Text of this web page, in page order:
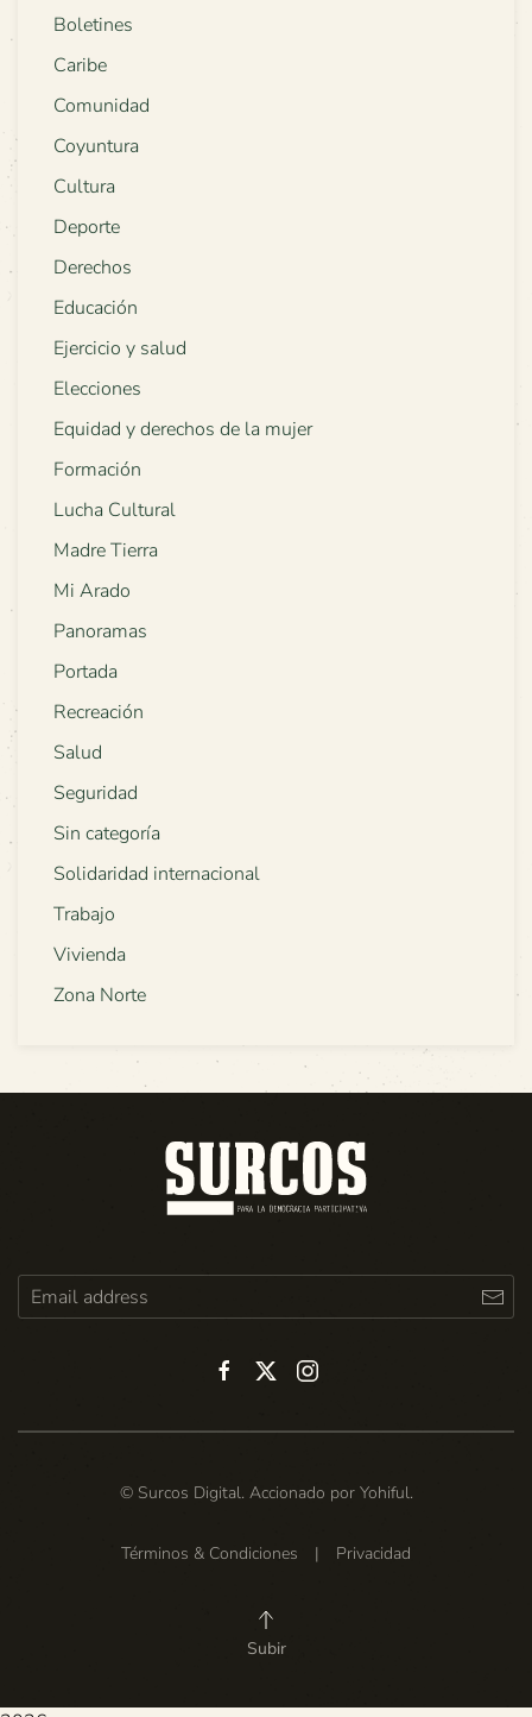
Boletines
Caribe
Comunidad
Coyuntura
Cultura
Deporte
Derechos
Educación
Ejercicio y salud
Elecciones
Equidad y derechos de la mujer
Formación
Lucha Cultural
Madre Tierra
Mi Arado
Panoramas
Portada
Recreación
Salud
Seguridad
Sin categoría
Solidaridad internacional
Trabajo
Vivienda
Zona Norte
© Surcos Digital. Accionado por Yohiful.
Términos & Condiciones | Privacidad
Subir